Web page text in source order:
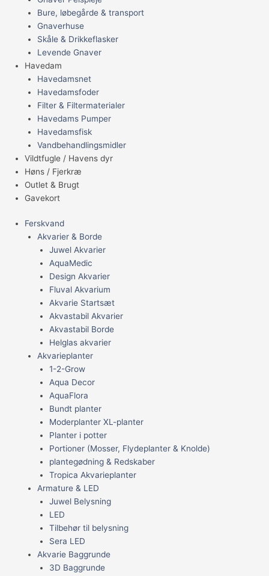
Bure, løbegårde & transport
Gnaverhuse
Skåle & Drikkeflasker
Levende Gnaver
Havedam
Havedamsnet
Havedamsfoder
Filter & Filtermaterialer
Havedams Pumper
Havedamsfisk
Vandbehandlingsmidler
Vildtfugle / Havens dyr
Høns / Fjerkræ
Outlet & Brugt
Gavekort
Ferskvand
Akvarier & Borde
Juwel Akvarier
AquaMedic
Design Akvarier
Fluval Akvarium
Akvarie Startsæt
Akvastabil Akvarier
Akvastabil Borde
Helglas akvarier
Akvarieplanter
1-2-Grow
Aqua Decor
AquaFlora
Bundt planter
Moderplanter XL-planter
Planter i potter
Portioner (Mosser, Flydeplanter & Knolde)
plantegødning & Redskaber
Tropica Akvarieplanter
Armature & LED
Juwel Belysning
LED
Tilbehør til belysning
Sera LED
Akvarie Baggrunde
3D Baggrunde